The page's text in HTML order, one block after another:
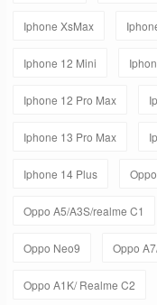
Iphone XsMax
Iphone 12 Mini
Iphone 12 Pro Max
Iphone 13 Pro Max
Iphone 14 Plus
Oppo A5/A3S/realme C1
Oppo Neo9 Oppo
Oppo A1K/ Realme C2